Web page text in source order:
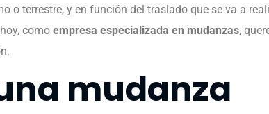
o terrestre, y en función del traslado que se va a
como empresa especializada en mudanzas,
mudanza